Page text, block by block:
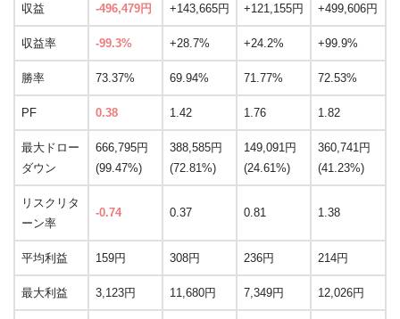
収益 -496,479円 +143,665円 +121,155円 +499,606円
収益率 -99.3% +28.7% +24.2% +99.9%
勝率 73.37% 69.94% 71.77% 72.53%
PF 0.38 1.42 1.76 1.82
最大ドロー
ダウン
666,795円
(99.47%)
388,585円
(72.81%)
149,091円
(24.61%)
360,741円
(41.23%)
リスクリタ
ーン率
-0.74 0.37 0.81 1.38
平均利益 159円 308円 236円 214円
最大利益 3,123円 11,680円 7,349円 12,026円